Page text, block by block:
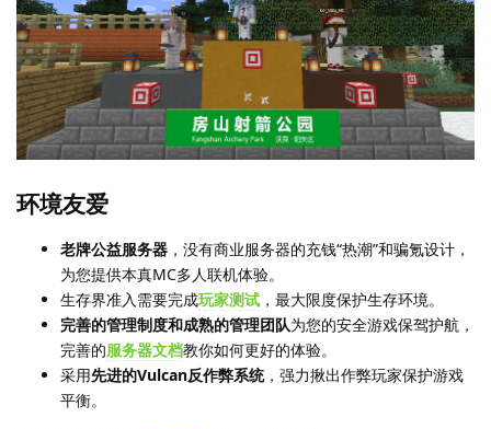
环境友爱
老牌公益服务器 ，没有商业服务器的充钱“热潮”和骗氪设计，
为您提供本真MC多人联机体验。
生存界准入需要完成玩家测试 ，最大限度保护生存环境。
完善的管理制度和成熟的管理团队为您的安全游戏保驾护航，
完善的服务器文档教你如何更好的体验。
采用先进的Vulcan反作弊系统，强力揪出作弊玩家保护游戏
平衡。